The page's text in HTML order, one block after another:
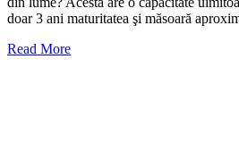
doar 3 ani maturitatea şi măsoară
Read More